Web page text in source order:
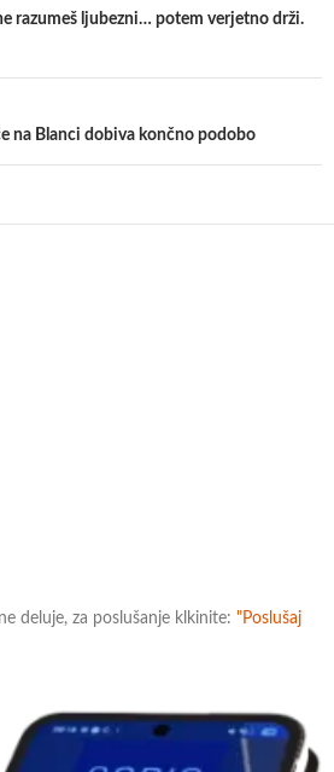
razumeš ljubezni… potem verjetno drži.
na Blanci dobiva končno podobo
deluje, za poslušanje klkinite: "Poslušaj